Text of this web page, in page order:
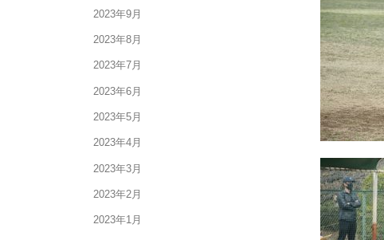
2023年9月
2023年8月
2023年7月
2023年6月
2023年5月
2023年4月
2023年3月
2023年2月
2023年1月